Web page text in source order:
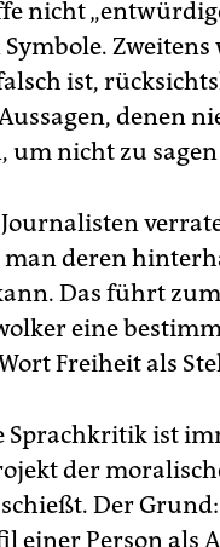
nicht
ist,
denen
um nicht zu sagen
deren
Das führt
eine
Freiheit als
Sprachkritik ist
der
Der
einer Person als